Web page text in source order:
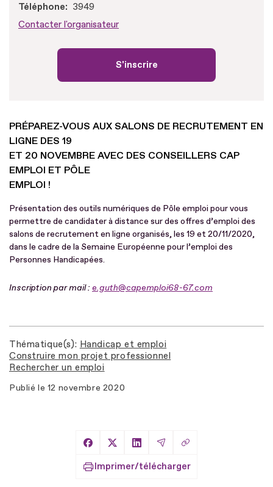
Téléphone
3949
Contacter l'organisateur
S'inscrire
PRÉPAREZ-VOUS AUX SALONS DE RECRUTEMENT EN
LIGNE DES 19
ET 20 NOVEMBRE AVEC DES CONSEILLERS CAP
EMPLOI ET PÔLE
EMPLOI !
Présentation des outils numériques de Pôle emploi pour vous
permettre de candidater à distance sur des offres d’emploi des
salons de recrutement en ligne organisés, les 19 et 20/11/2020,
dans le cadre de la Semaine Européenne pour l’emploi des
Personnes Handicapées.
Inscription par mail :e.guth@capemploi68-67.com
Thématique(s) Handicap et emploi
Construire mon projet professionnel
Rechercher un emploi
Publié le 12 novembre 2020
Partager sur Facebook
Partager sur X
Partager sur LinkedIn
Partager par Email
Copier le lien
Imprimer/télécharger